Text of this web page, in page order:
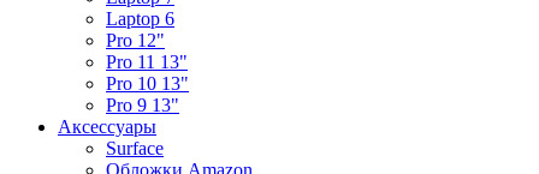
Laptop 6
Pro 12"
Pro 11 13"
Pro 10 13"
Pro 9 13"
Аксессуары
Surface
Обложки Amazon